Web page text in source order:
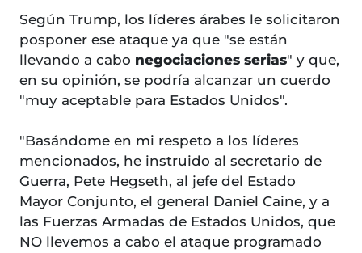
Según Trump, los líderes árabes le solicitaron
posponer ese ataque ya que "se están
llevando a cabo negociaciones serias" y que,
en su opinión, se podría alcanzar un cuerdo
"muy aceptable para Estados Unidos".
"Basándome en mi respeto a los líderes
mencionados, he instruido al secretario de
Guerra, Pete Hegseth, al jefe del Estado
Mayor Conjunto, el general Daniel Caine, y a
las Fuerzas Armadas de Estados Unidos, que
NO llevemos a cabo el ataque programado